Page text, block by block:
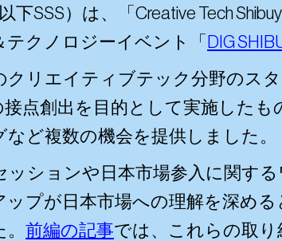
以下SSS）は、「Creative Tech
クノロジーイベント「 DIG
リエイティブテック分野のス
点創出を目的として実施した
ど複数の機会を提供しました。
ションや日本市場参入に関する
プが日本市場への理解を深め
前編の記事では、これらの取り